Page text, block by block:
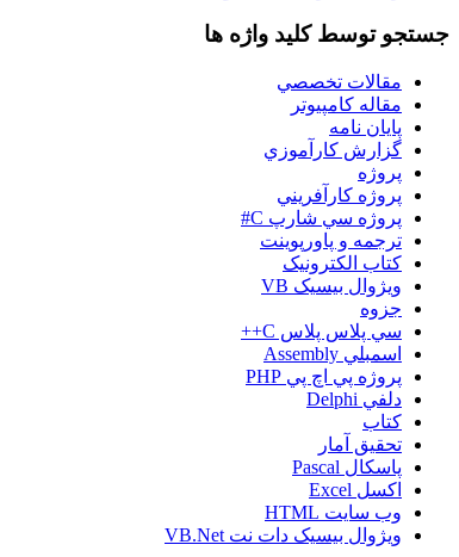
جستجو توسط کلید واژه ها
مقالات تخصصي
مقاله کامپیوتر
پایان نامه
گزارش کارآموزي
پروژه
پروژه کارآفريني
پروژه سي شارپ C#
ترجمه و پاورپوينت
کتاب الکترونيک
ويژوال بيسيک VB
جزوه
سي پلاس پلاس C++
اسمبلي Assembly
پروژه پي اچ پي PHP
دلفي Delphi
کتاب
تحقيق آمار
پاسکال Pascal
اکسل Excel
وب سايت HTML
ويژوال بيسيک دات نت VB.Net